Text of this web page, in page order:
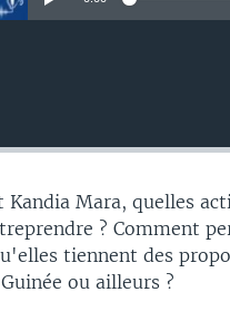
Mara, quelles
? Comment
tiennent des
ou ailleurs ?